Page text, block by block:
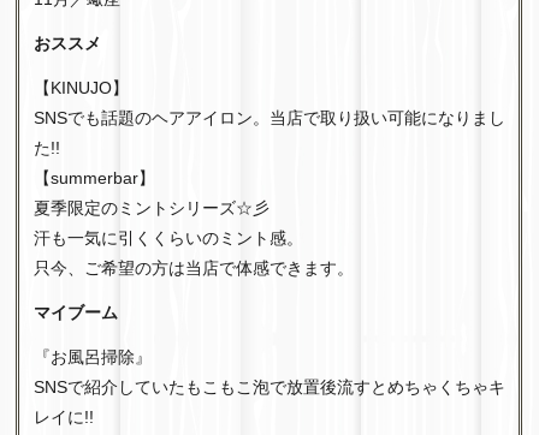
おススメ
【KINUJO】
SNSでも話題のヘアアイロン。当店で取り扱い可能になりまし
た!!
【summerbar】
夏季限定のミントシリーズ☆彡
汗も一気に引くくらいのミント感。
只今、ご希望の方は当店で体感できます。
マイブーム
『お風呂掃除』
SNSで紹介していたもこもこ泡で放置後流すとめちゃくちゃキ
レイに!!